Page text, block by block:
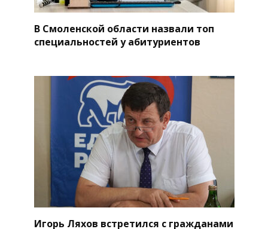
В Смоленской области назвали топ
специальностей у абитуриентов
Игорь Ляхов встретился с гражданами